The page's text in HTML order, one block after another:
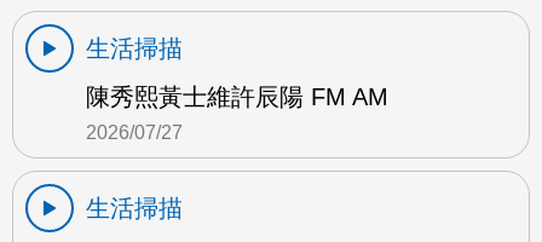
生活掃描
陳秀熙黃士維許辰陽 FM AM
2026/07/27
生活掃描